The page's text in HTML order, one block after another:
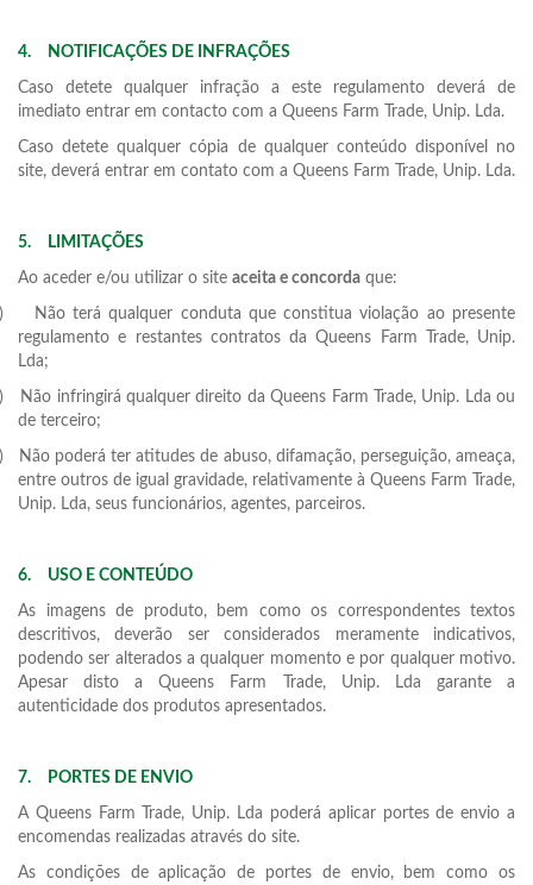
4. NOTIFICAÇÕES DE INFRAÇÕES
Caso detete qualquer infração a este regulamento deverá de
imediato entrar em contacto com a Queens Farm Trade, Unip. Lda.
Caso detete qualquer cópia de qualquer conteúdo disponível no
site, deverá entrar em contato com a Queens Farm Trade, Unip. Lda.
5. LIMITAÇÕES
Ao aceder e/ou utilizar o site aceita e concorda que:
Não terá qualquer conduta que constitua violação ao presente
regulamento e restantes contratos da Queens Farm Trade, Unip.
Lda;
Não infringirá qualquer direito da Queens Farm Trade, Unip. Lda ou
de terceiro;
Não poderá ter atitudes de abuso, difamação, perseguição, ameaça,
entre outros de igual gravidade, relativamente à Queens Farm Trade,
Unip. Lda, seus funcionários, agentes, parceiros.
6. USO E CONTEÚDO
As imagens de produto, bem como os correspondentes textos
descritivos, deverão ser considerados meramente indicativos,
podendo ser alterados a qualquer momento e por qualquer motivo.
Apesar disto a Queens Farm Trade, Unip. Lda garante a
autenticidade dos produtos apresentados.
7. PORTES DE ENVIO
A Queens Farm Trade, Unip. Lda poderá aplicar portes de envio a
encomendas realizadas através do site.
As condições de aplicação de portes de envio, bem como os